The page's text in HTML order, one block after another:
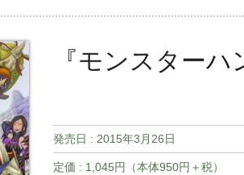
『モンスター
発売日 : 2015年3月26日
定価 : 1,045円（本体950円＋税）